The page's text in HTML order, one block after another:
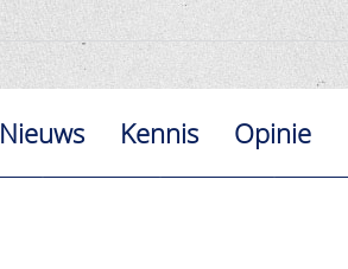
Nieuws Kennis Opinie